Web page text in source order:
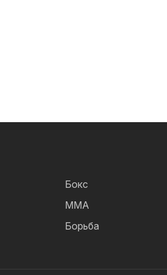
Бокс
ММА
Борьба